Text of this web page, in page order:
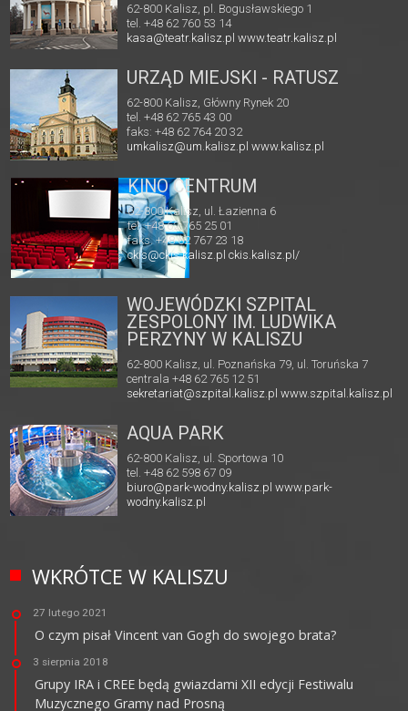
62-800 Kalisz, pl. Bogusławskiego 1
tel. +48 62 760 53 14
kasa@teatr.kalisz.pl www.teatr.kalisz.pl
URZĄD MIEJSKI - RATUSZ
62-800 Kalisz, Główny Rynek 20
tel. +48 62 765 43 00
faks: +48 62 764 20 32
umkalisz@um.kalisz.plwww.kalisz.pl
KINO CENTRUM
62-800 Kalisz, ul. Łazienna 6
tel. +48 62 765 25 01
faks. +48 62 767 23 18
ckis@ckis.kalisz.pl ckis.kalisz.pl/
WOJEWÓDZKI SZPITAL
ZESPOLONY IM. LUDWIKA
PERZYNY W KALISZU
62-800 Kalisz, ul. Poznańska 79, ul. Toruńska 7
centrala +48 62 765 12 51
sekretariat@szpital.kalisz.pl www.szpital.kalisz.pl
AQUA PARK
62-800 Kalisz, ul. Sportowa 10
tel. +48 62 598 67 09
biuro@park-wodny.kalisz.pl www.park-
wodny.kalisz.pl
WKRÓTCE W KALISZU
27 lutego 2021
O czym pisał Vincent van Gogh do swojego brata?
3 sierpnia 2018
Grupy IRA i CREE będą gwiazdami XII edycji Festiwalu
Muzycznego Gramy nad Prosną